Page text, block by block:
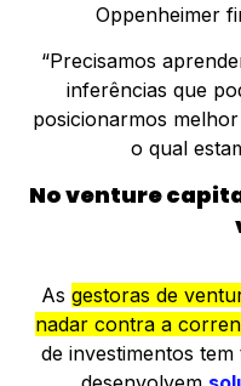
Oppenheimer
“Precisamos
inferências que
posicionarmos
o qual
No venture
As gestoras de
nadar contra a
de investimentos